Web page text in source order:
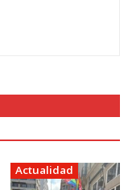
Actualidad